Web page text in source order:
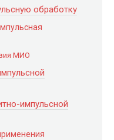
обработку
МИО
импульсной